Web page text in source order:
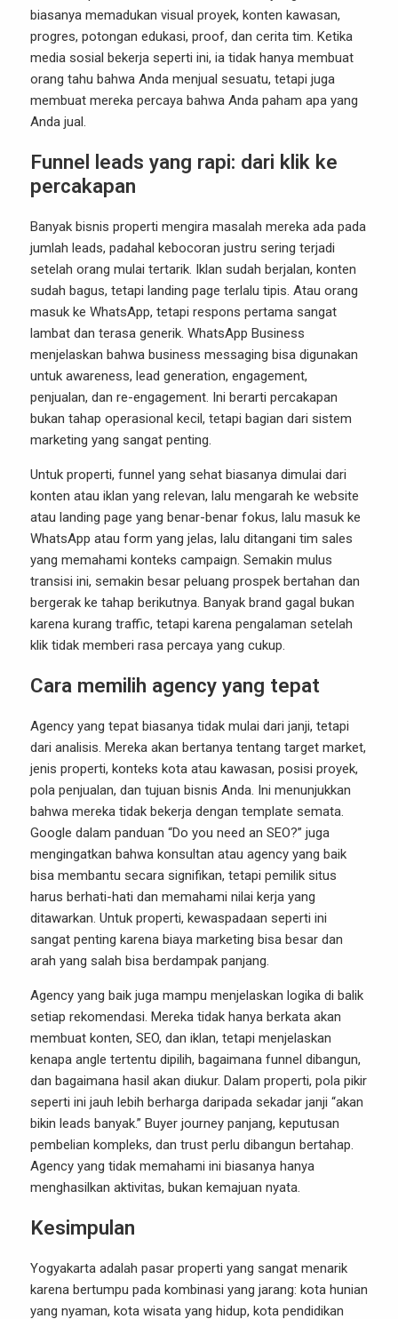
biasanya memadukan visual proyek, konten kawasan,
progres, potongan edukasi, proof, dan cerita tim. Ketika
media sosial bekerja seperti ini, ia tidak hanya membuat
orang tahu bahwa Anda menjual sesuatu, tetapi juga
membuat mereka percaya bahwa Anda paham apa yang
Anda jual.
Funnel leads yang rapi: dari klik ke
percakapan
Banyak bisnis properti mengira masalah mereka ada pada
jumlah leads, padahal kebocoran justru sering terjadi
setelah orang mulai tertarik. Iklan sudah berjalan, konten
sudah bagus, tetapi landing page terlalu tipis. Atau orang
masuk ke WhatsApp, tetapi respons pertama sangat
lambat dan terasa generik. WhatsApp Business
menjelaskan bahwa business messaging bisa digunakan
untuk awareness, lead generation, engagement,
penjualan, dan re-engagement. Ini berarti percakapan
bukan tahap operasional kecil, tetapi bagian dari sistem
marketing yang sangat penting.
Untuk properti, funnel yang sehat biasanya dimulai dari
konten atau iklan yang relevan, lalu mengarah ke website
atau landing page yang benar-benar fokus, lalu masuk ke
WhatsApp atau form yang jelas, lalu ditangani tim sales
yang memahami konteks campaign. Semakin mulus
transisi ini, semakin besar peluang prospek bertahan dan
bergerak ke tahap berikutnya. Banyak brand gagal bukan
karena kurang traffic, tetapi karena pengalaman setelah
klik tidak memberi rasa percaya yang cukup.
Cara memilih agency yang tepat
Agency yang tepat biasanya tidak mulai dari janji, tetapi
dari analisis. Mereka akan bertanya tentang target market,
jenis properti, konteks kota atau kawasan, posisi proyek,
pola penjualan, dan tujuan bisnis Anda. Ini menunjukkan
bahwa mereka tidak bekerja dengan template semata.
Google dalam panduan “Do you need an SEO?” juga
mengingatkan bahwa konsultan atau agency yang baik
bisa membantu secara signifikan, tetapi pemilik situs
harus berhati-hati dan memahami nilai kerja yang
ditawarkan. Untuk properti, kewaspadaan seperti ini
sangat penting karena biaya marketing bisa besar dan
arah yang salah bisa berdampak panjang.
Agency yang baik juga mampu menjelaskan logika di balik
setiap rekomendasi. Mereka tidak hanya berkata akan
membuat konten, SEO, dan iklan, tetapi menjelaskan
kenapa angle tertentu dipilih, bagaimana funnel dibangun,
dan bagaimana hasil akan diukur. Dalam properti, pola pikir
seperti ini jauh lebih berharga daripada sekadar janji “akan
bikin leads banyak.” Buyer journey panjang, keputusan
pembelian kompleks, dan trust perlu dibangun bertahap.
Agency yang tidak memahami ini biasanya hanya
menghasilkan aktivitas, bukan kemajuan nyata.
Kesimpulan
Yogyakarta adalah pasar properti yang sangat menarik
karena bertumpu pada kombinasi yang jarang: kota hunian
yang nyaman, kota wisata yang hidup, kota pendidikan